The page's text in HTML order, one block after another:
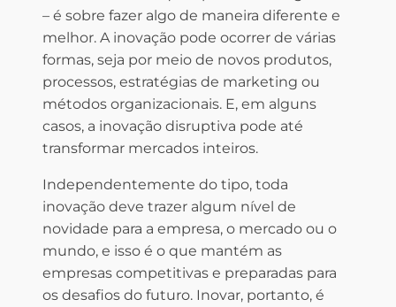
– é sobre fazer algo de maneira diferente e
melhor. A inovação pode ocorrer de várias
formas, seja por meio de novos produtos,
processos, estratégias de marketing ou
métodos organizacionais. E, em alguns
casos, a inovação disruptiva pode até
transformar mercados inteiros.
Independentemente do tipo, toda
inovação deve trazer algum nível de
novidade para a empresa, o mercado ou o
mundo, e isso é o que mantém as
empresas competitivas e preparadas para
os desafios do futuro. Inovar, portanto, é